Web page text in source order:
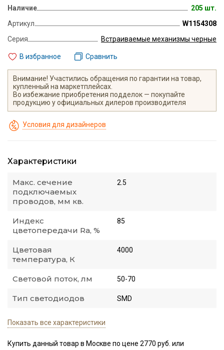
Наличие
205 шт.
Артикул
W1154308
Серия
Встраиваемые механизмы черные
В избранное Сравнить
Внимание! Участились обращения по гарантии на товар,
купленный на маркетплейсах.
Во избежание приобретения подделок — покупайте
продукцию у официальных дилеров производителя
Условия для дизайнеров
Характеристики
Макс. сечение
подключаемых
проводов, мм кв.
2.5
Индекс
цветопередачи Ra, %
85
Цветовая
температура, К
4000
Световой поток, лм 50-70
Тип светодиодов SMD
Показать все характеристики
Купить данный товар в Москве по цене 2770 руб. или